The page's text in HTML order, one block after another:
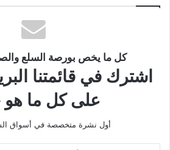
كل ما يخص بورصة السلع
اشترك في قائمتنا
على كل ما هو
أول نشرة متخصصة في أسواق